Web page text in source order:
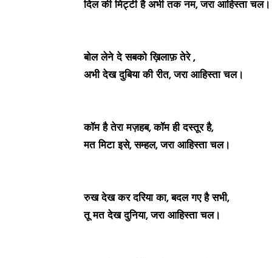
दिल की मिट्टी है अभी तक नम, जरा आहिस्ता चल।
बोल लेने दे सबको ख़िलाफ़ तेरे ,
अभी देख दुबिया की रीत, जरा आहिस्ता चल।
कॉम है तेरा मज़हब, कॉम ही दस्तूर है,
मत मिटा इसे, सम्हल, जरा आहिस्ता चल।
रुख देख कर दरिया का, बदल गए है सभी,
तू मत देख दुनिया, जरा आहिस्ता चल।